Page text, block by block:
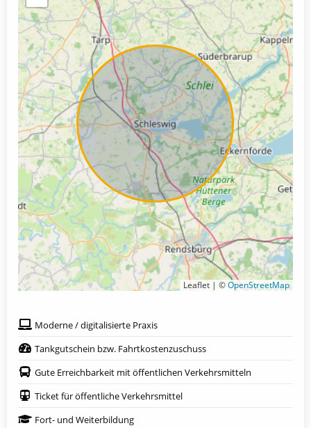
Leaflet | ©OpenStreetMap
Moderne / digitalisierte Praxis
Tankgutschein bzw. Fahrtkostenzuschuss
Gute Erreichbarkeit mit öffentlichen Verkehrsmitteln
Ticket für öffentliche Verkehrsmittel
Fort- und Weiterbildung